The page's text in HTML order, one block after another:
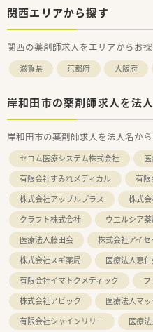
関西エリアから探す
関西の薬剤師求人をエリアからお探
滋賀県 京都府 大阪府
岸和田市の薬剤師求人を法
岸和田市の薬剤師求人を法人名か
セコム医療システム株式会社
有限会社すみれメディカル
有限
株式会社アップルプラス
株式
クラフト株式会社
ウエルシア
医療法人藤田会
株式会社アイセ
株式会社スギ薬局
医療法人恵
有限会社イマトクメディック
株式会社アビック
医療法人マ
有限会社シャインリリー
医療